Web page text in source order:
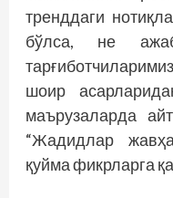
тренддаги
бўлса, не
шоир
маърузаларда
“Жадидлар
қуйма фикрларга